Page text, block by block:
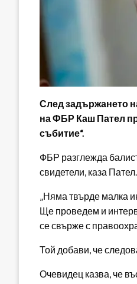
След задържането
на ФБР Каш Пател
събитие“.
ФБР разглежда
свидетели, каза Пател.
„Няма твърде малка
Ще проведем и
се свърже с
Той добави, че
Очевидец казва, че